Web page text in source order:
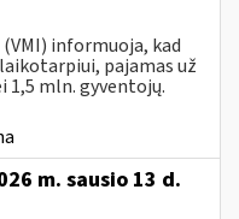
informuoja, kad
pajamas už
1,5 mln. gyventojų.
m. sausio 13 d.